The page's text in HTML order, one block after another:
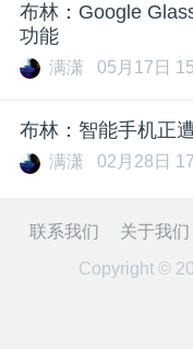
动
中
布林：Google
功能
满潇 05月17日
布林：智能手机正
满潇 02月28日
联系我们 关于我们
Copyright ©